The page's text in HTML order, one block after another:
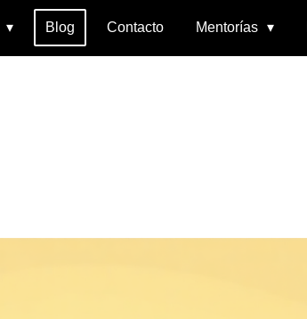
Blog Contacto Mentorías